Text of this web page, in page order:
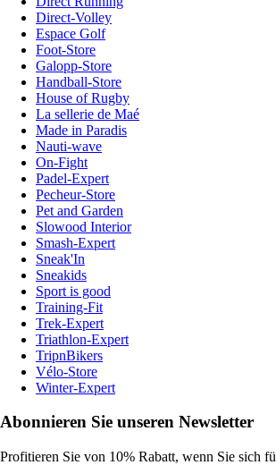
Direct-Volley
Espace Golf
Foot-Store
Galopp-Store
Handball-Store
House of Rugby
La sellerie de Maé
Made in Paradis
Nauti-wave
On-Fight
Padel-Expert
Pecheur-Store
Pet and Garden
Slowood Interior
Smash-Expert
Sneak'In
Sneakids
Sport is good
Training-Fit
Trek-Expert
Triathlon-Expert
TripnBikers
Vélo-Store
Winter-Expert
Abonnieren Sie unseren Newsletter
Profitieren Sie von 10% Rabatt, wenn Sie sich